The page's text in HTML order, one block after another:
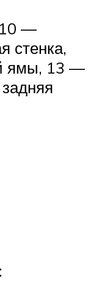
10 —
стенка,
ямы, 13 —